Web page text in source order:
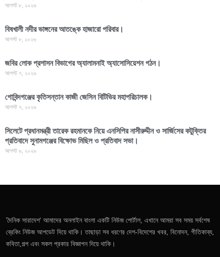
আগস্ট ৮, ২০২৬
বিষখালী নদীর ভাঙ্গনের আতঙ্কে হাজারো পরিবার।
আগস্ট ৮, ২০২৬
জবির লোক প্রশাসন বিভাগের অ্যালামনাই অ্যাসোসিয়েশন গঠন।
আগস্ট ৭, ২০২৬
গোবিন্দগঞ্জের কৃতিসন্তান কাজী জেসিন বিটিভির মহাপরিচালক।
আগস্ট ৭, ২০২৬
সিলেটে প্রধানমন্ত্রী তারেক রহমানকে নিয়ে এনসিপির নাসীরুদ্দীন ও সার্জিসের কটুক্তির
প্রতিবাদে সুনামগঞ্জের বিক্ষোভ মিছিল ও প্রতিবাদ সভা।
আগস্ট ৬, ২০২৬
'দৈনিক সারাদেশ' আমাদের অনলাইন বাংলা একটি নিউজ পোর্টাল, এখানে আমরা সব সময় সর্বশেষ
ব্রেকিং নিউজ আপডেট দিয়ে থাকি। তাছাড়া সব ধরণের দেশ-বিদেশের খবর, বিনোদন, গীতিকাব্য,
কবিতা,গল্প এবং সকল প্রকার বিজ্ঞাপন দিয়ে থাকি।